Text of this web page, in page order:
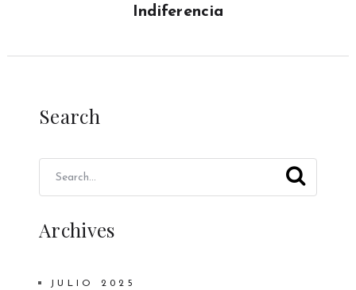
Indiferencia
Search
Archives
JULIO 2025